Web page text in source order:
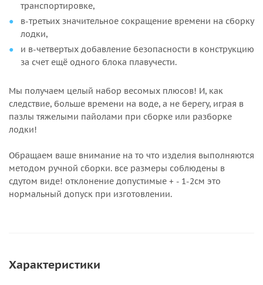
транспортировке,
в-третьих значительное сокращение времени на сборку
лодки,
и в-четвертых добавление безопасности в конструкцию
за счет ещё одного блока плавучести.
Мы получаем целый набор весомых плюсов! И, как
следствие, больше времени на воде, а не берегу, играя в
пазлы тяжелыми пайолами при сборке или разборке
лодки!
Обращаем ваше внимание на то что изделия выполняются
методом ручной сборки. все размеры соблюдены в
сдутом виде! отклонение допустимые + - 1-2см это
нормальный допуск при изготовлении.
Характеристики